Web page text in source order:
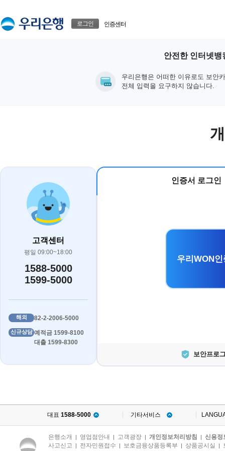
로그인 인증센터
안전한 인터넷뱅
우리은행은 어떠한 이유로도 보안
전체 입력을 요구하지 않습니다.
고객센터
평일 09:00~18:00
1588-5000
1599-5000
해외 82-2-2006-5000
신규상담 예적금 1599-8100
대출 1599-8300
인증서 로그인
우리WON
보안프로
대표 1588-5000 기타서비스
은행소개 | 영업점안내 | 고객광장 | 개인정보처리방침 | 신용정
사고신고 | 전자민원접수 | 보호금융상품등록부 | 상품공시실 |